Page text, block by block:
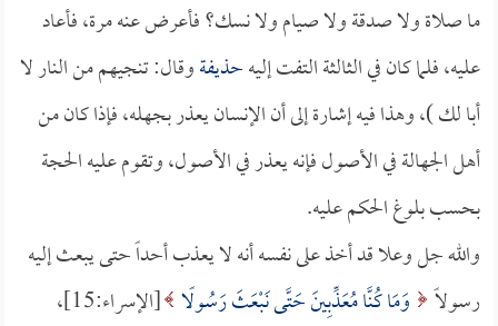
ما صلاة ولا صدقة ولا صيام ولا نسك؟ فأعرض عنه مرة، فأعاد
عليه، فلما كان في الثالثة التفت إليهحذيفةوقال: تنجيهم من النار لا
أبا لك )، وهذا فيه إشارة إلى أن الإنسان يعذر بجهله، فإذا كان من
أهل الجهالة في الأصول فإنه يعذر في الأصول، وتقوم عليه الحجة
بحسب بلوغ الحكم عليه.
والله جل وعلا قد أخذ على نفسه أنه لا يعذب أحداً حتى يبعث إليه
رسولاً وَمَا كُنَّا مُعَذِّبِينَ حَتَّى نَبْعَثَ رَسُولًا
[الإسراء:15]،